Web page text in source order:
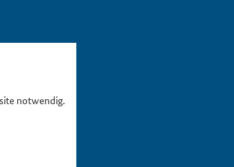
notwendig.